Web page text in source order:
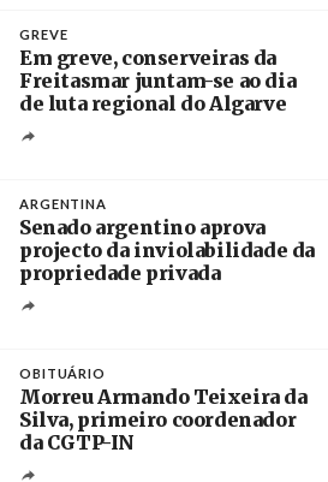
GREVE
Em greve, conserveiras da
Freitasmar juntam-se ao dia
de luta regional do Algarve
ARGENTINA
Senado argentino aprova
projecto da inviolabilidade da
propriedade privada
OBITUÁRIO
Morreu Armando Teixeira da
Silva, primeiro coordenador
da CGTP-IN